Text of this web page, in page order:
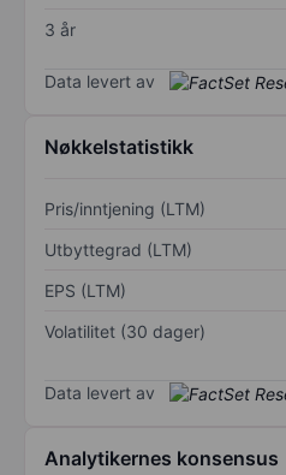
3 år
Data levert av
Nøkkelstatistikk
Pris/inntjening (LTM)
Utbyttegrad (LTM)
EPS (LTM)
Volatilitet (30 dager)
Data levert av
Analytikernes konsensus